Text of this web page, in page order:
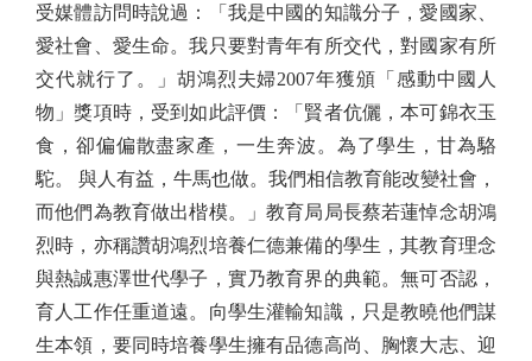
受媒體訪問時說過：「我是中國的知識分子，愛國家、
愛社會、愛生命。我只要對青年有所交代，對國家有所
交代就行了。」胡鴻烈夫婦2007年獲頒「感動中國人
物」獎項時，受到如此評價：「賢者伉儷，本可錦衣玉
食，卻偏偏散盡家產，一生奔波。為了學生，甘為駱
駝。 與人有益，牛馬也做。我們相信教育能改變社會，
而他們為教育做出楷模。」教育局局長蔡若蓮悼念胡鴻
烈時，亦稱讚胡鴻烈培養仁德兼備的學生，其教育理念
與熱誠惠澤世代學子，實乃教育界的典範。無可否認，
育人工作任重道遠。向學生灌輸知識，只是教曉他們謀
生本領，要同時培養學生擁有品德高尚、胸懷大志、迎